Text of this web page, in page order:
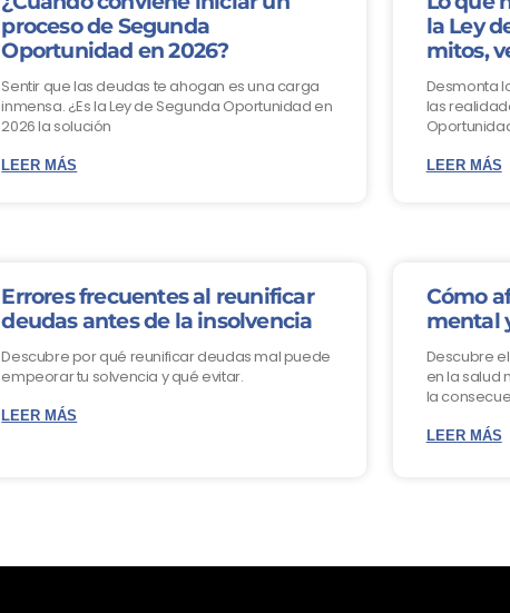
proceso de Segunda
Oportunidad en 2026?
Sentir que las deudas te ahogan es una carga
inmensa. ¿Es la Ley de Segunda Oportunidad en
2026 la solución
LEER MÁS
la Ley
mitos,
Desmonta
las
LEER MÁS
Errores frecuentes al reunificar
deudas antes de la insolvencia
Descubre por qué reunificar deudas mal puede
empeorar tu solvencia y qué evitar.
LEER MÁS
Cómo
mental
Descubre
en la salud
la
LEER MÁS